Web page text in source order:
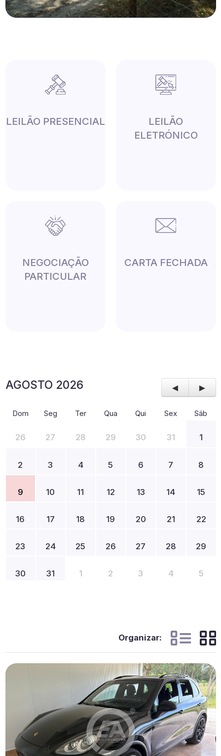
LEILÃO PRESENCIAL
LEILÃO
ELETRÓNICO
NEGOCIAÇÃO
PARTICULAR
CARTA FECHADA
AGOSTO 2026 ◄ ►
Dom Seg Ter Qua Qui Sex Sáb
26 27 28 29 30 31 1
2 3 4 5 6 7 8
9 10 11 12 13 14 15
16 17 18 19 20 21 22
23 24 25 26 27 28 29
30 31 1 2 3 4 5
Organizar: